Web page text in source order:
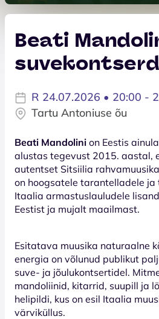
Beati
R 24.07.2026 • 20:00 -
Tartu Antoniuse õu
Beati Mandolini on Eestis
alustas tegevust 2015. aastal,
autentset Sitsiilia
on hoogsatele tarantelladele ja
Itaalia armastuslauludele
Eestist ja mujalt maailmast.
Esitatava muusika naturaalne
energia on võlunud publikut
suve- ja jõulukontsertidel.
mandoliinid, kitarrid, suupill ja
helipildi, kus on esil Itaalia